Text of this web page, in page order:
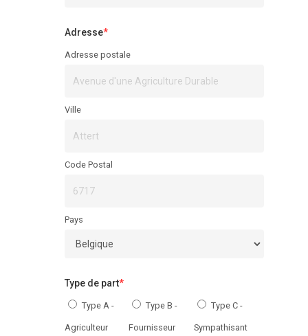
Adresse*
Adresse postale
Ville
Code Postal
Pays
Type de part*
Type A -
Agriculteur
Type B -
Fournisseur
Type C -
Sympathisant